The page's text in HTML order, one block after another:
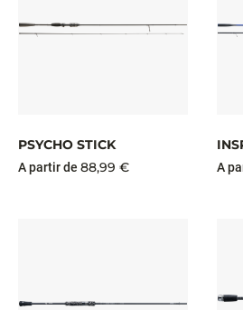
PSYCHO STICK
A partir de 88,99 € A